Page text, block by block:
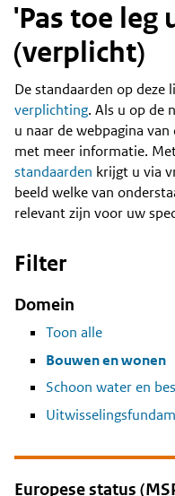
'Pas toe leg
(verplicht)
Content
De standaarden op deze
verplichting. Als u op de
u naar de webpagina
met meer informatie.
standaarden krijgt u via
beeld welke van
relevant zijn voor uw
Filter
Domein
Toon alle
Bouwen en wonen
Schoon water en
Europese status